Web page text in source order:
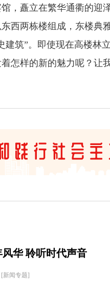
矗立在繁华通衢的迎
西两栋楼组成，东楼典
建筑”。即使现在高楼林
怎样的新的魅力呢？让
华 聆听时代声音
闻专题]